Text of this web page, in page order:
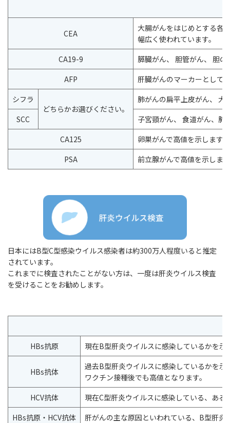
CEA
大腸がんをはじめとする各
幅広く使われています。
CA19-9
膵臓がん、 胆管がん、 胆
AFP
肝臓がんのマーカーとして
シフラ
どちらかお選びください。
肺がんの扁平上皮がん、 大
SCC
子宮頸がん、 食道がん、肺
CA125
卵巣がんで高値を示します。
PSA
前立腺がんで高値を示しま
日本にはB型C型感染ウイルス感染者は約300万人程度いると推定
されています。
これまでに検査されたことがない方は、一度は肝炎ウイルス検査
を受けることをお勧めします。
HBs抗原 現在B型肝炎ウイルスに感染しているかを示
HBs抗体
過去B型肝炎ウイルスに感染しているかを示
ワクチン接種後でも高値となります。
HCV抗体
現在C型肝炎ウイルスに感染している、あ
HBs抗原・HCV抗体
肝がんの主な原因といわれている、B型肝